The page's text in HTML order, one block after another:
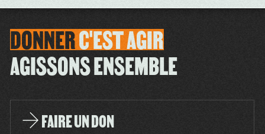
DONNERC'ESTAGIR
AGISSONS ENSEMBLE
FAIRE UN DON